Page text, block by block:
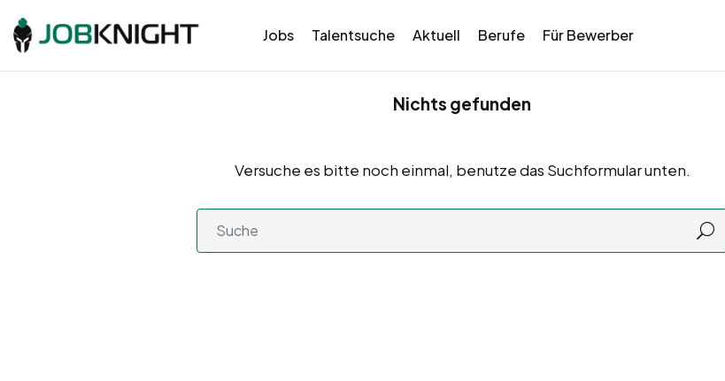
Jobs Talentsuche Aktuell Berufe Für Bewerber
Nichts gefunden
Versuche es bitte noch einmal, benutze das Suchformular unten.